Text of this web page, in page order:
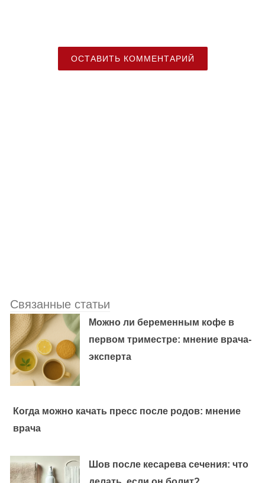
ОСТАВИТЬ КОММЕНТАРИЙ
Связанные статьи
Можно ли беременным кофе в
первом триместре: мнение врача-
эксперта
Когда можно качать пресс после родов: мнение
врача
Шов после кесарева сечения: что